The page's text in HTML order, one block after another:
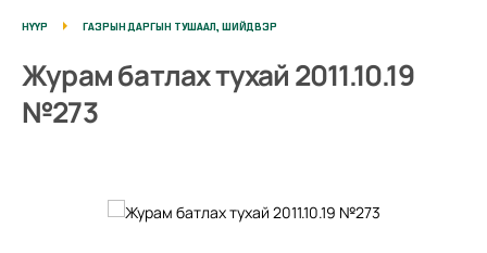
НҮҮР ГАЗРЫН ДАРГЫН ТУШААЛ, ШИЙДВЭР
Журам батлах тухай 2011.10.19
№273